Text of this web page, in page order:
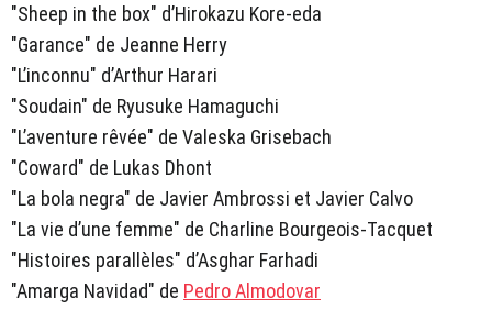
"Sheep in the box" d’Hirokazu Kore-eda
"Garance" de Jeanne Herry
"L’inconnu" d’Arthur Harari
"Soudain" de Ryusuke Hamaguchi
"L’aventure rêvée" de Valeska Grisebach
"Coward" de Lukas Dhont
"La bola negra" de Javier Ambrossi et Javier Calvo
"La vie d’une femme" de Charline Bourgeois-Tacquet
"Histoires parallèles" d’Asghar Farhadi
"Amarga Navidad" de Pedro Almodovar